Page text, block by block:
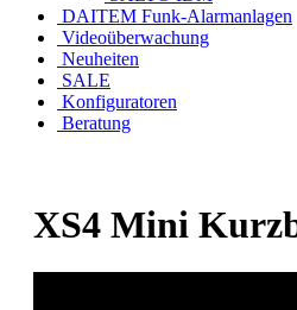
DAITEM Funk-Alarmanlagen
Videoüberwachung
Neuheiten
SALE
Konfiguratoren
Beratung
XS4 Mini